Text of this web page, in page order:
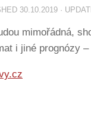
30.10.2019 ·
mimořádná,
i jiné prognózy